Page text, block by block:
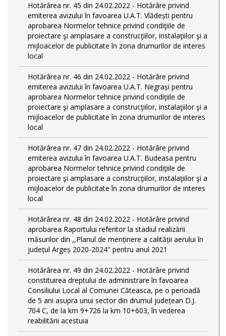
Hotărârea nr. 45 din 24.02.2022 - Hotărâre privind
emiterea avizului în favoarea U.A.T. Vlădești pentru
aprobarea Normelor tehnice privind condiţiile de
proiectare şi amplasare a construcţiilor, instalaţiilor şi a
mijloacelor de publicitate în zona drumurilor de interes
local
Hotărârea nr. 46 din 24.02.2022 - Hotărâre privind
emiterea avizului în favoarea U.A.T. Negrași pentru
aprobarea Normelor tehnice privind condiţiile de
proiectare şi amplasare a construcţiilor, instalaţiilor şi a
mijloacelor de publicitate în zona drumurilor de interes
local
Hotărârea nr. 47 din 24.02.2022 - Hotărâre privind
emiterea avizului în favoarea U.A.T. Budeasa pentru
aprobarea Normelor tehnice privind condiţiile de
proiectare şi amplasare a construcţiilor, instalaţiilor şi a
mijloacelor de publicitate în zona drumurilor de interes
local
Hotărârea nr. 48 din 24.02.2022 - Hotărâre privind
aprobarea Raportului referitor la stadiul realizării
măsurilor din ,,Planul de menținere a calității aerului în
județul Argeș 2020-2024" pentru anul 2021
Hotărârea nr. 49 din 24.02.2022 - Hotărâre privind
constituirea dreptului de administrare în favoarea
Consiliului Local al Comunei Căteasca, pe o perioadă
de 5 ani asupra unui sector din drumul județean D.J.
704 C, de la km 9+726 la km 10+603, în vederea
reabilitării acestuia